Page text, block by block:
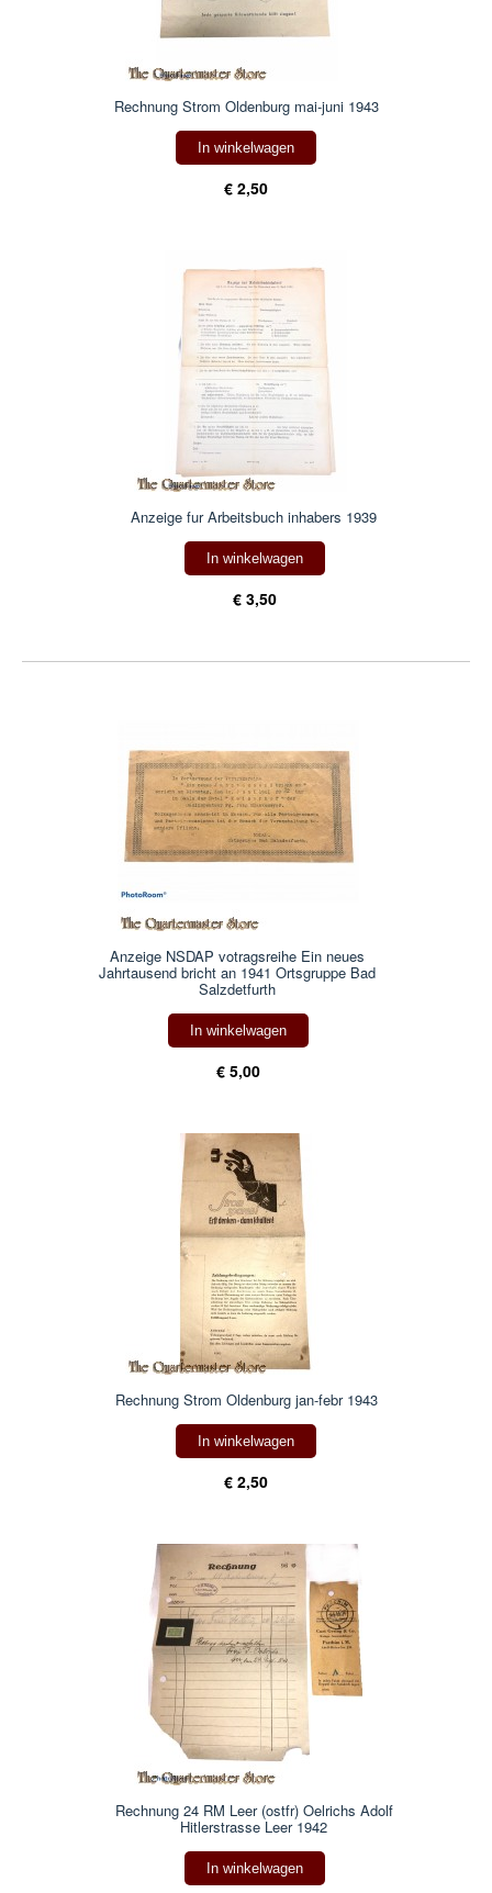
Rechnung Strom Oldenburg mai-juni 1943
In winkelwagen
€ 2,50
Anzeige fur Arbeitsbuch inhabers 1939
In winkelwagen
€ 3,50
Anzeige NSDAP votragsreihe Ein neues
Jahrtausend bricht an 1941 Ortsgruppe Bad
Salzdetfurth
In winkelwagen
€ 5,00
Rechnung Strom Oldenburg jan-febr 1943
In winkelwagen
€ 2,50
Rechnung 24 RM Leer (ostfr) Oelrichs Adolf
Hitlerstrasse Leer 1942
In winkelwagen